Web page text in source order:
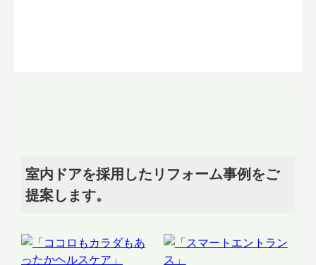
室内ドアを採用したリフォーム事例をご
提案します。